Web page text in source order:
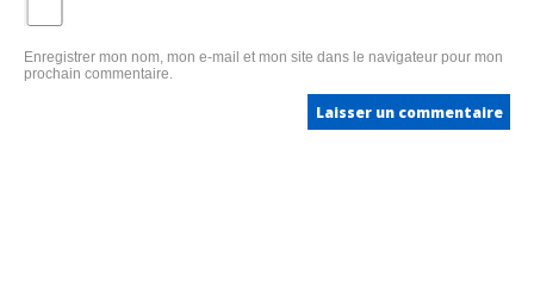
Enregistrer mon nom, mon e-mail et mon site dans le navigateur pour mon
prochain commentaire.